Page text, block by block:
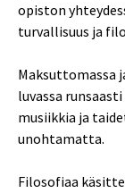
opiston
turvallisuus ja
Maksuttomassa
luvassa
musiikkia ja
unohtamatta.
Filosofiaa